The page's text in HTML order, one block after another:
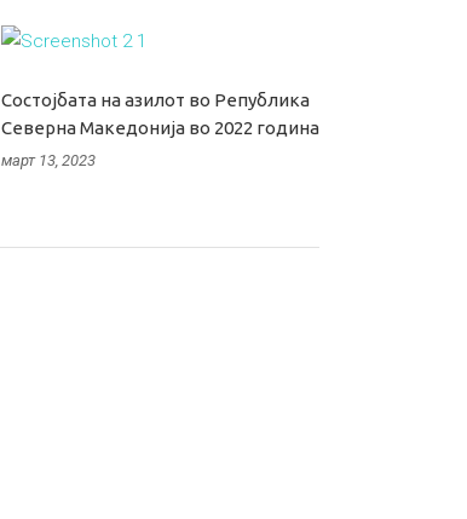
Состојбата на азилот во Република
Северна Македонија во 2022 година
март 13, 2023